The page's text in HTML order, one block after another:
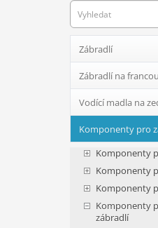
Zábradlí
Zábradlí na
Vodící madla na
Komponenty pro
Komponenty
Komponenty
Komponenty
Komponenty
zábradlí